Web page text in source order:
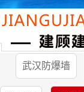
武汉防爆墙